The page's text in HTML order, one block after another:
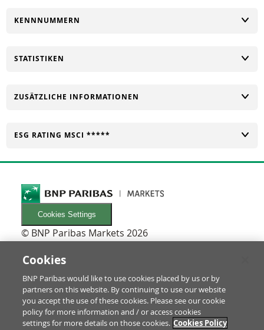
UMSCHALTEN
KENNNUMMERN
UMSCHALTEN
STATISTIKEN
UMSCHALTEN
ZUSÄTZLICHE INFORMATIONEN
UMSCHALTEN
ESG RATING MSCI *****
Cookies Settings
© BNP Paribas Markets 2026
Newsletters
Glossar
RECHTLICHES
Nutzungsbedingungen/Rechtliche Hinweise
Prospekt & Anleger-Informationen
Cookies
BNP Paribas would like to use cookies placed by us or by
partners on this website. By continuing to use our website
you accept the use of these cookies. Please see our cookie
policy for more information and / or access cookies
settings for more details on those cookies. Cookies Policy